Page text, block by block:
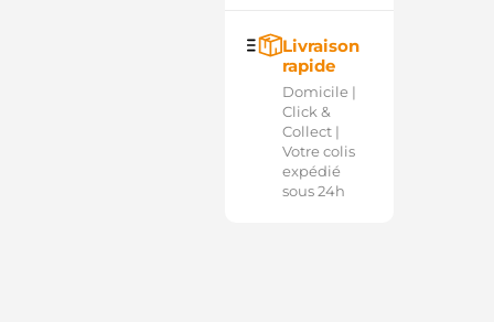
Livraison
rapide
Domicile |
Click &
Collect |
Votre colis
expédié
sous 24h